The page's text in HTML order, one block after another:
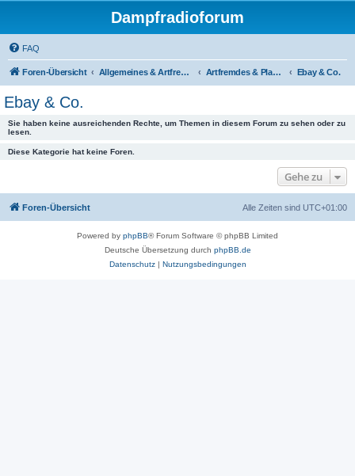
Dampfradioforum
FAQ
Foren-Übersicht Allgemeines & Artfremdes Artfremdes & Plaudereien Ebay & Co.
Ebay & Co.
Sie haben keine ausreichenden Rechte, um Themen in diesem Forum zu sehen oder zu
lesen.
Diese Kategorie hat keine Foren.
Gehe zu
Foren-Übersicht Alle Zeiten sind UTC+01:00
Powered by phpBB® Forum Software © phpBB Limited
Deutsche Übersetzung durch phpBB.de
Datenschutz| Nutzungsbedingungen